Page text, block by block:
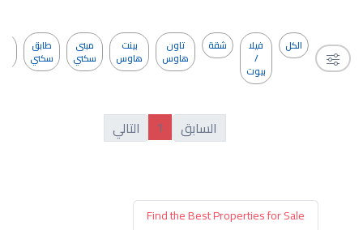
الكل
فيلا
/
بيوت
شقة
تاون
هاوس
بينت
هاوس
مبنى
سكني
طابق
سكني
السابق 1 التالي
Find the Best Properties for Sale